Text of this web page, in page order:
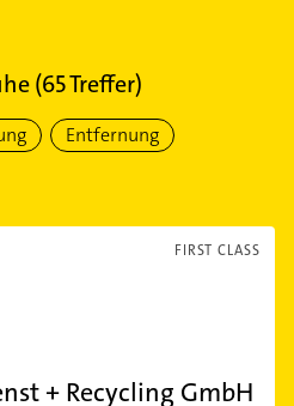
(65Treffer)
Entfernung
FIRST CLASS
+ Recycling GmbH